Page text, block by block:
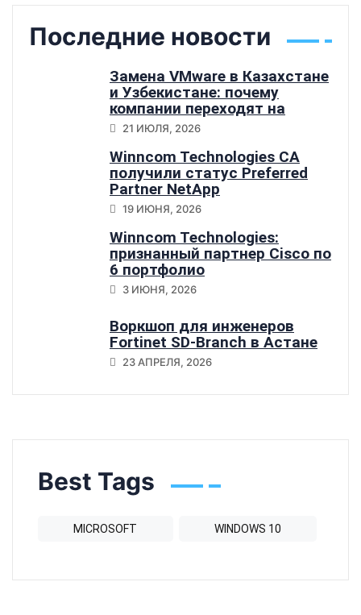
Последние новости
Замена VMware в Казахстане
и Узбекистане: почему
компании переходят на
Sangfor HCI
21 ИЮЛЯ, 2026
Winncom Technologies CA
получили статус Preferred
Partner NetApp
19 ИЮНЯ, 2026
Winncom Technologies:
признанный партнер Cisco по
6 портфолио
3 ИЮНЯ, 2026
Воркшоп для инженеров
Fortinet SD-Branch в Астане
23 АПРЕЛЯ, 2026
Best Tags
MICROSOFT WINDOWS 10